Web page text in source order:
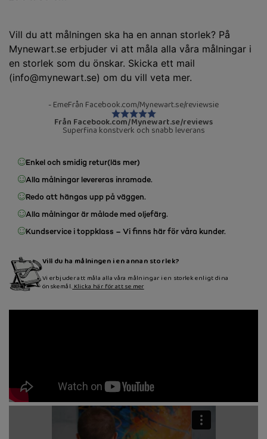
Vill du att målningen ska ha en annan storlek? På
Mynewart.se erbjuder vi att måla alla våra målningar i
en storlek som du önskar. Skicka ett mail
(info@mynewart.se) om du vill veta mer.
- EmeFrån Facebook.com/Mynewart.se/reviewsie
Från Facebook.com/Mynewart.se/reviews
Superfina konstverk och snabb leverans
Enkel och smidig retur(läs mer)
Alla målningar levereras inramade.
Redo att hängas upp på väggen.
Alla målningar är målade med oljefärg.
Kundservice i toppklass – Vi finns här för våra kunder.
Vill du ha målningen i en annan storlek?
Vi erbjuder att måla alla våra målningar i en storlek enligt dina
önskemål. Klicka här för att se mer